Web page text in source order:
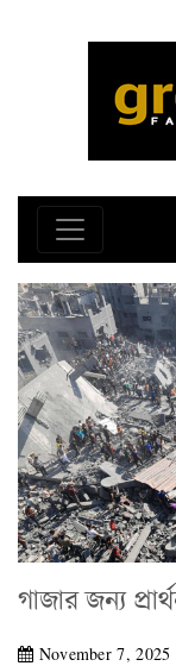
গাজার জন্য
November 7, 2025